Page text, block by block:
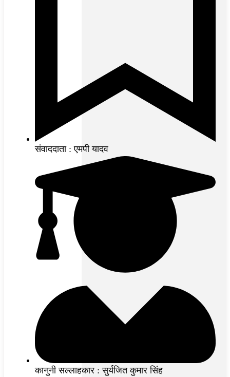
संवाददाता : एमपी यादव
कानुनी सल्लाहकार : सुर्यजित कुमार सिंह